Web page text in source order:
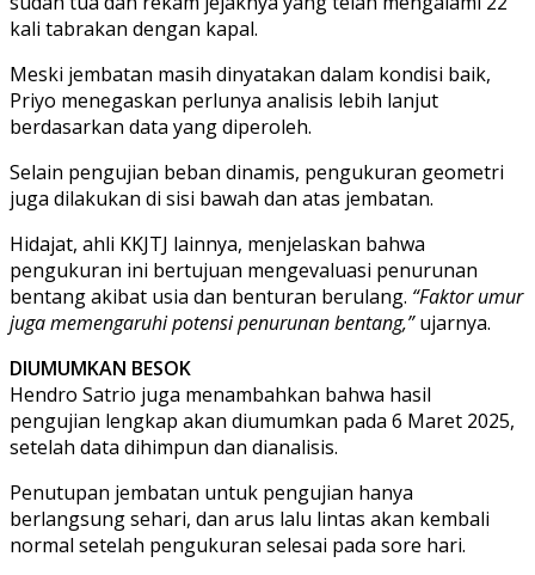
kali tabrakan dengan kapal.
Meski jembatan masih dinyatakan dalam kondisi baik,
Priyo menegaskan perlunya analisis lebih lanjut
berdasarkan data yang diperoleh.
Selain pengujian beban dinamis, pengukuran geometri
juga dilakukan di sisi bawah dan atas jembatan.
Hidajat, ahli KKJTJ lainnya, menjelaskan bahwa
pengukuran ini bertujuan mengevaluasi penurunan
bentang akibat usia dan benturan berulang. “Faktor umur
juga memengaruhi potensi penurunan bentang,”ujarnya.
DIUMUMKAN BESOK
Hendro Satrio juga menambahkan bahwa hasil
pengujian lengkap akan diumumkan pada 6 Maret 2025,
setelah data dihimpun dan dianalisis.
Penutupan jembatan untuk pengujian hanya
berlangsung sehari, dan arus lalu lintas akan kembali
normal setelah pengukuran selesai pada sore hari.